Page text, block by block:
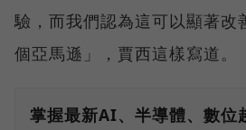
驗，而我們認為這可以顯著改
個亞馬遜」，賈西這樣寫道。
掌握最新AI、半導體、數位